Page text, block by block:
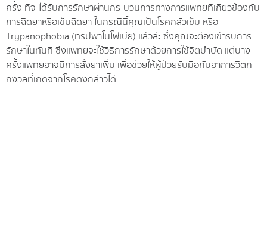
ครั้ง ที่จะได้รับการรักษาผ่านกระบวนการทางการแพทย์ที่เกี่ยวข้องกับ
การฉีดยาหรือเข็มฉีดยา ในกรณีนี้คุณเป็นโรคกลัวเข็ม หรือ
Trypanophobia (ทริปพาโนโฟเบีย) แล้วล่ะ ซึ่งคุณจะต้องเข้ารับการ
รักษาในทันที ซึ่งแพทย์จะใช้วิธีการรักษาด้วยการใช้จิตบำบัด แต่บาง
ครั้งแพทย์อาจมีการสั่งยาเพิ่ม เพื่อช่วยให้ผู้ป่วยรับมือกับอาการวิตก
กังวลที่เกิดจากโรคดังกล่าวได้